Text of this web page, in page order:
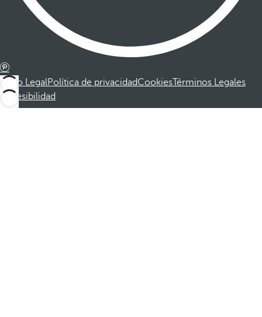
Aviso LegalPolítica de privacidadCookiesTérminos Legales
Accesibilidad